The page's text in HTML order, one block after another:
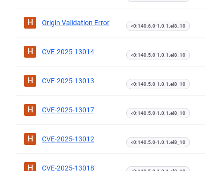
H Origin Validation Error <0:140.6.0-1.0.1.el8_10
H CVE-2025-13014 <0:140.5.0-1.0.1.el8_10
H CVE-2025-13013 <0:140.5.0-1.0.1.el8_10
H CVE-2025-13017 <0:140.5.0-1.0.1.el8_10
H CVE-2025-13012 <0:140.5.0-1.0.1.el8_10
H CVE-2025-13018